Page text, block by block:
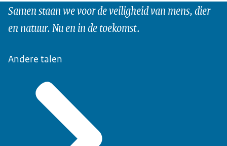
Samen staan we voor de veiligheid van mens, dier
en natuur. Nu en in de toekomst.
Andere talen